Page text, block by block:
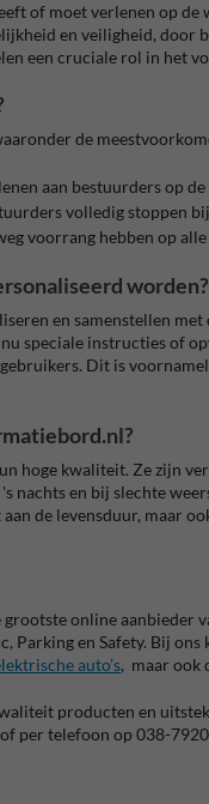
of moet verlenen op
en veiligheid,
een cruciale rol in het
de
aan bestuurders op de
volledig stoppen
voorrang hebben op
worden?
en samenstellen
speciale instructies of
Dit is
kwaliteit. Ze zijn
en bij slechte
de levensduur, maar
online
Parking en Safety. Bij
auto’s, maar ook
producten en
per telefoon op 038-